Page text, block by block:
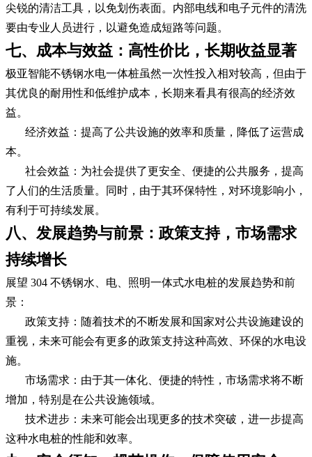
尖锐的清洁工具，以免划伤表面。内部电线和电子元件的清洗
要由专业人员进行，以避免造成短路等问题。
七、成本与效益：高性价比，长期收益显著
极亚智能不锈钢水电一体桩虽然一次性投入相对较高，但由于
其优良的耐用性和低维护成本，长期来看具有很高的经济效
益。
经济效益：提高了公共设施的效率和质量，降低了运营成
本。
社会效益：为社会提供了更安全、便捷的公共服务，提高
了人们的生活质量。同时，由于其环保特性，对环境影响小，
有利于可持续发展。
八、发展趋势与前景：政策支持，市场需求
持续增长
展望 304 不锈钢水、电、照明一体式水电桩的发展趋势和前
景：
政策支持：随着技术的不断发展和国家对公共设施建设的
重视，未来可能会有更多的政策支持这种高效、环保的水电设
施。
市场需求：由于其一体化、便捷的特性，市场需求将不断
增加，特别是在公共设施领域。
技术进步：未来可能会出现更多的技术突破，进一步提高
这种水电桩的性能和效率。